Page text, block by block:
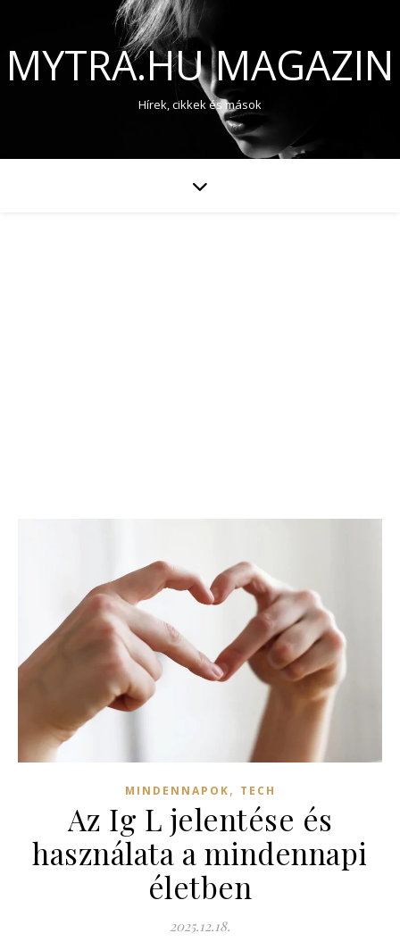
MYTRA.HU MAGAZIN
Hírek, cikkek és mások
MINDENNAPOK, TECH
Az Ig L jelentése és
használata a mindennapi
életben
2025.12.18.